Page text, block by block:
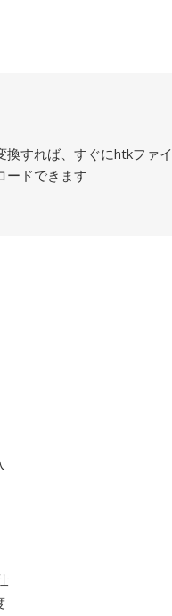
換すれば、すぐにhtkファイ
ードできます